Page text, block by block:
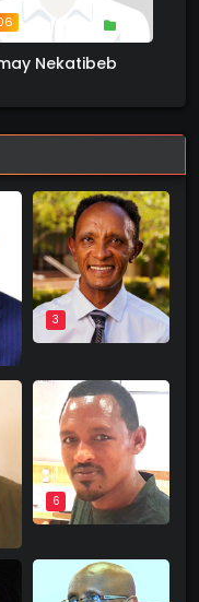
Nekatibeb
3
6